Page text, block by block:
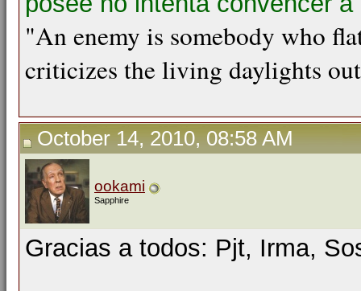
"An enemy is somebody who
criticizes the living daylights
October 14, 2010, 08:58 AM
ookami
Sapphire
Gracias a todos: Pjt, Irma,